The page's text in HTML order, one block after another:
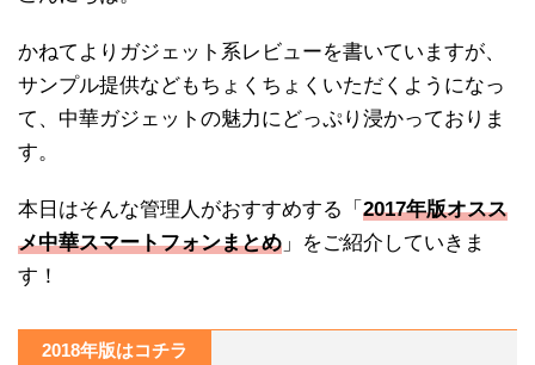
かねてよりガジェット系レビューを書いていますが、
サンプル提供などもちょくちょくいただくようになっ
て、中華ガジェットの魅力にどっぷり浸かっておりま
す。
本日はそんな管理人がおすすめする「 2017年版オスス
メ中華スマートフォンまとめ 」をご紹介していきま
す！
2018年版はコチラ